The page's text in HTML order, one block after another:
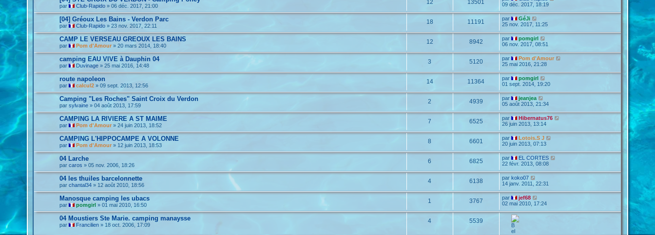
par Club-Rapido »06 déc. 2017, 21:00
12 13501
09 déc. 2017, 18:19
[04] Gréoux Les Bains - Verdon Parc
par Club-Rapido »23 nov. 2017, 22:11
18 11191 par
GéJi
25 nov. 2017, 11:25
CAMP LE VERSEAU GREOUX LES BAINS
par Pom d'Amour »20 mars 2014, 18:40
12 8942 par
pomgirl
06 nov. 2017, 08:51
camping EAU VIVE à Dauphin 04
par Duvinage »25 mai 2016, 14:48
3 5120 par
Pom d'Amour
25 mai 2016, 21:28
route napoleon
par calcul2 »09 sept. 2013, 12:56
14 11364 par
pomgirl
01 sept. 2014, 19:20
Camping "Les Roches" Saint Croix du Verdon
parsylvaine »04 août 2013, 17:59
2 4939 par
jeanjea
05 août 2013, 21:34
CAMPING LA RIVIERE A ST MAIME
par Pom d'Amour »24 juin 2013, 18:52
7 6525 par
Hibernatus76
26 juin 2013, 13:14
CAMPING L'HIPPOCAMPE A VOLONNE
par Pom d'Amour » 12 juin 2013, 18:53
8 6601 par
Lotois.S J
20 juin 2013, 07:13
04 Larche
parcaros »05 nov. 2006, 18:26
6 6825 par
EL CORTES
22 févr. 2013, 08:08
04 les thuiles barcelonnette
parchantal34 » 12 août 2010, 18:56
4 6138 par koko07
14 janv. 2011, 22:31
Manosque camping les ubacs
par pomgirl »01 mai 2010, 16:50
1 3767 par
jef68
02 mai 2010, 17:24
04 Moustiers Ste Marie. camping manaysse
par Francilien » 18 oct. 2006, 17:09
4 5539